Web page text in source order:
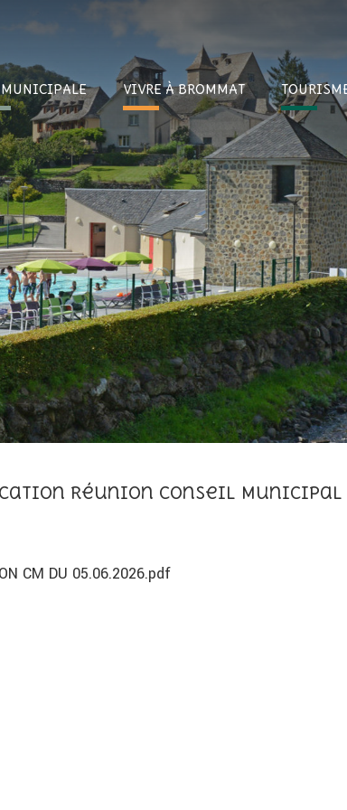
MUNICIPALE VIVRE ÀBROMMAT TOURI
Réunion Conseil Municipal
CM DU 05.06.2026.pdf